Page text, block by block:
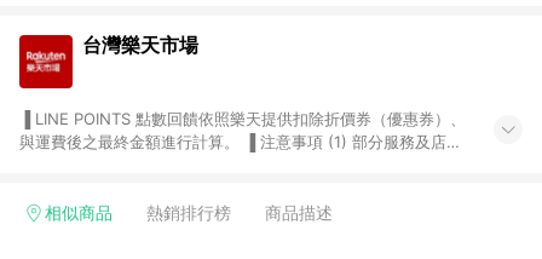
台灣樂天市場
與運費後之最終金額進行計算。 ▐ 注意事項 (1) 部分服務及店家
Smart mobile、神腦生活、JS巨盛、樂天KOBO電子書，請詳閱
相似商品 熱銷排行榜 商品描述